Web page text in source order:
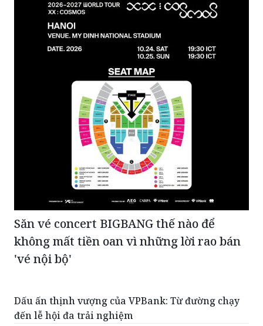
Săn vé concert BIGBANG thế nào để
không mất tiền oan vì những lời rao bán
'vé nội bộ'
Dấu ấn thịnh vượng của VPBank: Từ đường chạy
đến lễ hội đa trải nghiệm